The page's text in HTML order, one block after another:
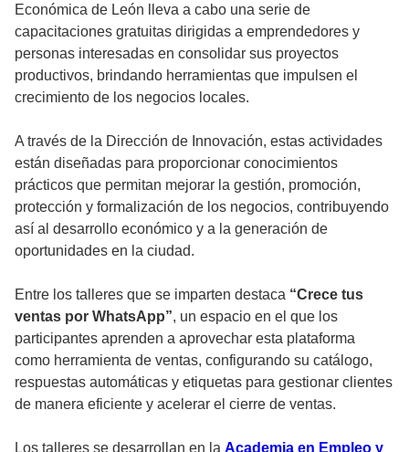
Económica de León lleva a cabo una serie de
capacitaciones gratuitas dirigidas a emprendedores y
personas interesadas en consolidar sus proyectos
productivos, brindando herramientas que impulsen el
crecimiento de los negocios locales.
A través de la Dirección de Innovación, estas actividades
están diseñadas para proporcionar conocimientos
prácticos que permitan mejorar la gestión, promoción,
protección y formalización de los negocios, contribuyendo
así al desarrollo económico y a la generación de
oportunidades en la ciudad.
Entre los talleres que se imparten destaca “Crece tus
ventas por WhatsApp”, un espacio en el que los
participantes aprenden a aprovechar esta plataforma
como herramienta de ventas, configurando su catálogo,
respuestas automáticas y etiquetas para gestionar clientes
de manera eficiente y acelerar el cierre de ventas.
Los talleres se desarrollan en la Academia en Empleo y